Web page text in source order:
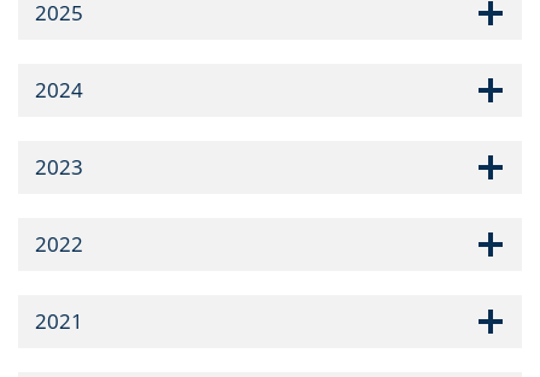
2025
2024
2023
2022
2021